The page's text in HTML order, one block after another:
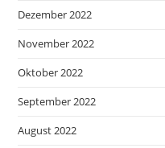
Dezember 2022
November 2022
Oktober 2022
September 2022
August 2022